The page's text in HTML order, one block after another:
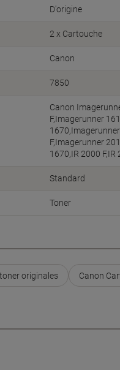
D'origine
2 x Cartouche
Canon
7850
Canon
F,Imagerunner
F,Imagerunner
1670,IR 2000 F,IR
Standard
Toner
originales Canon